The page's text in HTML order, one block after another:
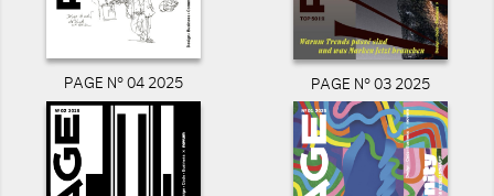
PAGE N° 04 2025 PAGE N° 03 2025